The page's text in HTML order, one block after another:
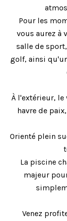
Pour les
vous aurez à
salle de
golf, ainsi
À l'extérieur,
havre de
Orienté plein
La piscine
majeur
Venez